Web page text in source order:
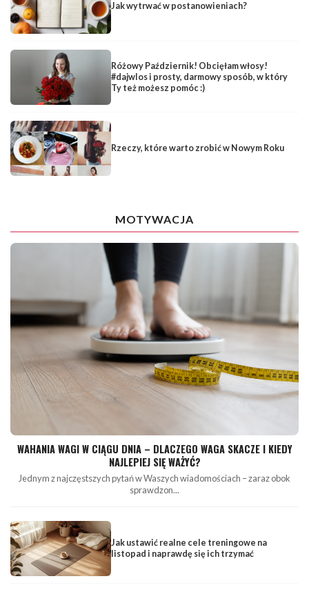
Jak wytrwać w postanowieniach?
Różowy Październik! Obcięłam włosy!
#dajwlos i prosty, darmowy sposób, w który
Ty też możesz pomóc :)
Rzeczy, które warto zrobić w Nowym Roku
MOTYWACJA
WAHANIA WAGI W CIĄGU DNIA – DLACZEGO WAGA SKACZE I KIEDY
NAJLEPIEJ SIĘ WAŻYĆ?
Jednym z najczęstszych pytań w Waszych wiadomościach – zaraz obok
sprawdzon...
Jak ustawić realne cele treningowe na
listopad i naprawdę się ich trzymać